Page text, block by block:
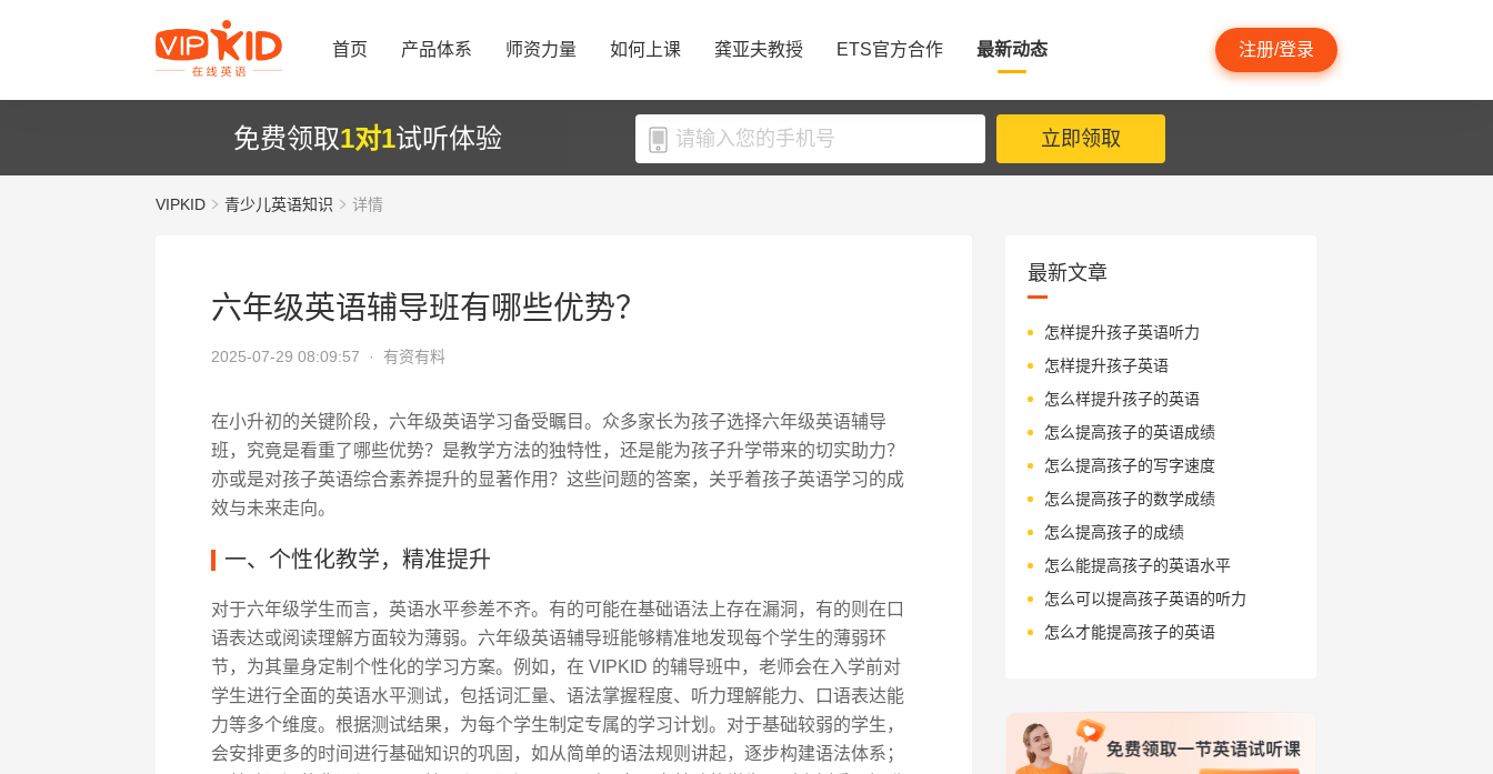
首页 产品体系 师资力量 如何上课 龚亚夫教授 ETS官方合作 最新动态 注册/登录
免费领取1对1试听体验 立即领取
VIPKID 青少儿英语知识 详情
六年级英语辅导班有哪些优势？
2025-07-29 08:09:57 · 有资有料
在小升初的关键阶段，六年级英语学习备受瞩目。众多家长为孩子选择六年级英语辅导
班，究竟是看重了哪些优势？是教学方法的独特性，还是能为孩子升学带来的切实助力？
亦或是对孩子英语综合素养提升的显著作用？这些问题的答案，关乎着孩子英语学习的成
效与未来走向。
一、个性化教学，精准提升
对于六年级学生而言，英语水平参差不齐。有的可能在基础语法上存在漏洞，有的则在口
语表达或阅读理解方面较为薄弱。六年级英语辅导班能够精准地发现每个学生的薄弱环
节，为其量身定制个性化的学习方案。例如，在 VIPKID 的辅导班中，老师会在入学前对
学生进行全面的英语水平测试，包括词汇量、语法掌握程度、听力理解能力、口语表达能
力等多个维度。根据测试结果，为每个学生制定专属的学习计划。对于基础较弱的学生，
会安排更多的时间进行基础知识的巩固，如从简单的语法规则讲起，逐步构建语法体系；
最新文章
怎样提升孩子英语听力
怎样提升孩子英语
怎么样提升孩子的英语
怎么提高孩子的英语成绩
怎么提高孩子的写字速度
怎么提高孩子的数学成绩
怎么提高孩子的成绩
怎么能提高孩子的英语水平
怎么可以提高孩子英语的听力
怎么才能提高孩子的英语